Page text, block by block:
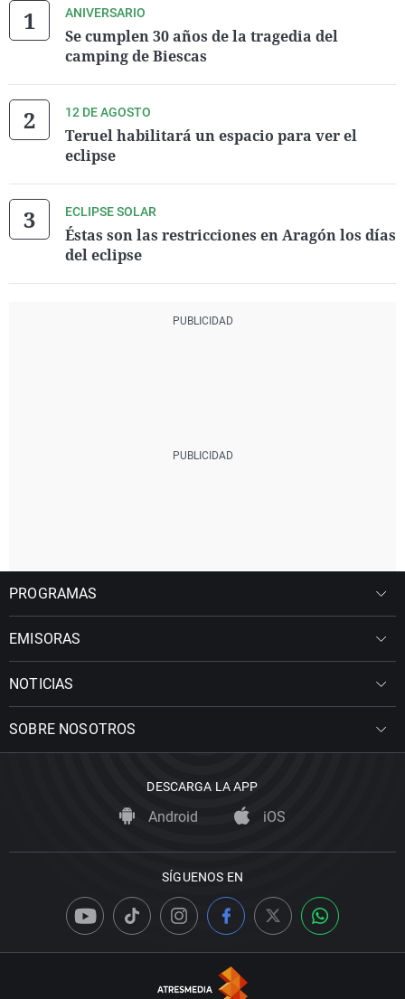
ANIVERSARIO
Se cumplen 30 años de la tragedia del
camping de Biescas
12 DE AGOSTO
Teruel habilitará un espacio para ver el
eclipse
ECLIPSE SOLAR
Éstas son las restricciones en Aragón los días
del eclipse
PROGRAMAS
EMISORAS
NOTICIAS
SOBRE NOSOTROS
DESCARGA LA APP
Android iOS
SÍGUENOS EN